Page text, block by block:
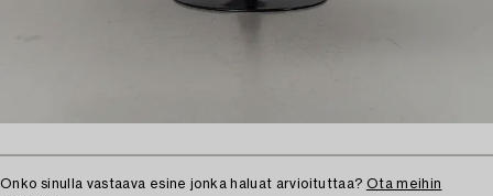
Onko sinulla vastaava esine jonka haluat arvioituttaa? Ota meihin